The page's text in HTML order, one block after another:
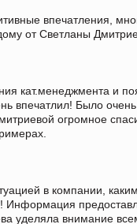
впечатления,
от Светланы
кат.менеджмента и
впечатлил! Было очень
огромное
в компании, каким
Информация
уделяла внимание